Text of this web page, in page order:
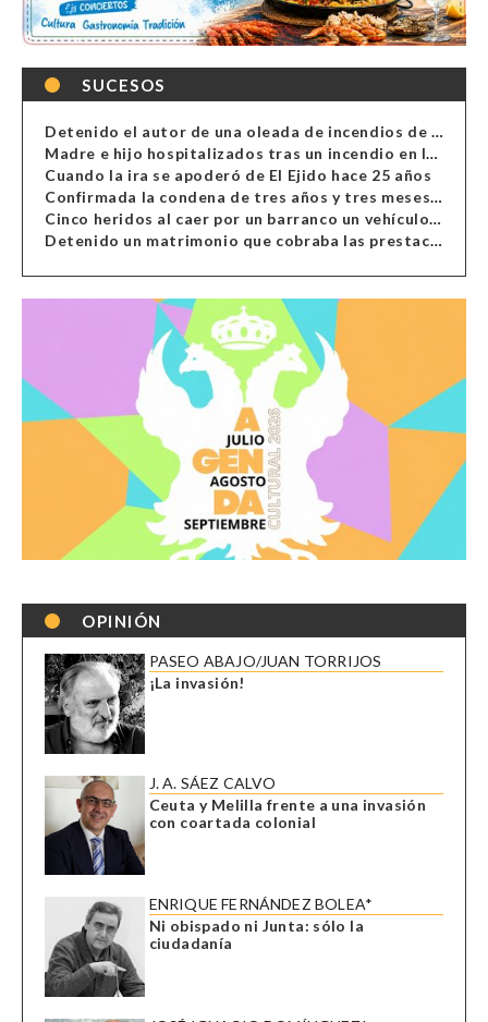
SUCESOS
Detenido el autor de una oleada de incendios de contenedores en Almería
Madre e hijo hospitalizados tras un incendio en la cocina de una vivienda en Almería
Cuando la ira se apoderó de El Ejido hace 25 años
Confirmada la condena de tres años y tres meses al hombre de Antas acusado de xenofobia
Cinco heridos al caer por un barranco un vehículo en Alcolea
Detenido un matrimonio que cobraba las prestaciones de ilegales en Almería, Granada, Málaga, Huelva y Murcia
OPINIÓN
PASEO ABAJO/JUAN TORRIJOS
¡La invasión!
J. A. SÁEZ CALVO
Ceuta y Melilla frente a una invasión
con coartada colonial
ENRIQUE FERNÁNDEZ BOLEA*
Ni obispado ni Junta: sólo la
ciudadanía